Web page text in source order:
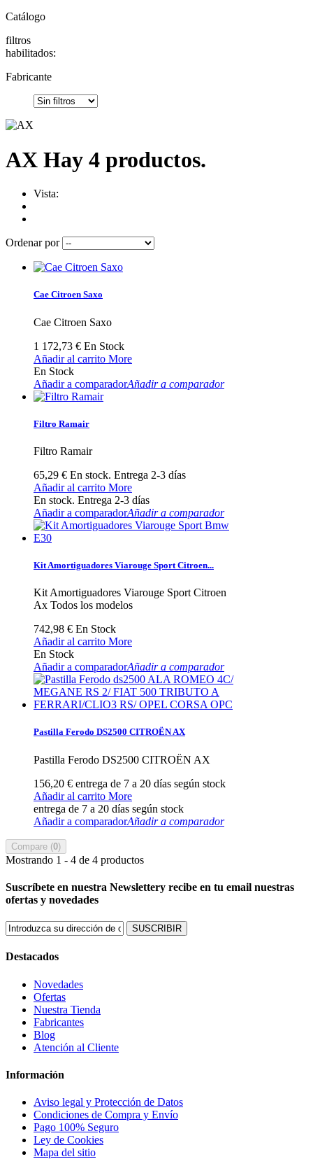
Catálogo
filtros
habilitados:
Fabricante
AX Hay 4 productos.
Vista:
Ordenar por
Cae Citroen Saxo
Cae Citroen Saxo
1 172,73 € En Stock
Añadir al carrito More
En Stock
Añadir a comparadorAñadir a comparador
Filtro Ramair
Filtro Ramair
65,29 € En stock. Entrega 2-3 días
Añadir al carrito More
En stock. Entrega 2-3 días
Añadir a comparadorAñadir a comparador
Kit Amortiguadores Viarouge Sport Citroen...
Kit Amortiguadores Viarouge Sport Citroen
Ax Todos los modelos
742,98 € En Stock
Añadir al carrito More
En Stock
Añadir a comparadorAñadir a comparador
Pastilla Ferodo DS2500 CITROËN AX
Pastilla Ferodo DS2500 CITROËN AX
156,20 € entrega de 7 a 20 días según stock
Añadir al carrito More
entrega de 7 a 20 días según stock
Añadir a comparadorAñadir a comparador
Compare (0)
Mostrando 1 - 4 de 4 productos
Suscríbete en nuestra Newslettery recibe en tu email nuestras
ofertas y novedades
SUSCRIBIR
Destacados
Novedades
Ofertas
Nuestra Tienda
Fabricantes
Blog
Atención al Cliente
Información
Aviso legal y Protección de Datos
Condiciones de Compra y Envío
Pago 100% Seguro
Ley de Cookies
Mapa del sitio